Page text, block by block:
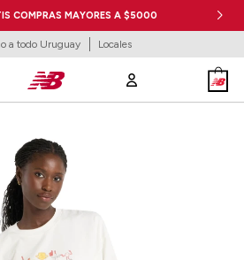
COMPRAS MAYORES A $5000
a todo Uruguay Locales